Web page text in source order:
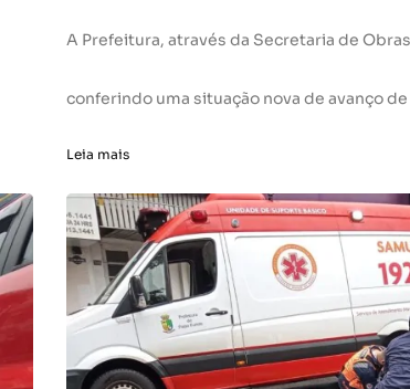
A Prefeitura, através da Secretaria de
conferindo uma situação nova de avanço
Leia mais